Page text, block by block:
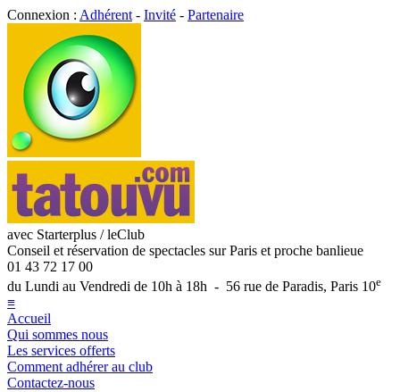
Connexion : Adhérent - Invité - Partenaire
avec Starterplus / leClub
Conseil et réservation de spectacles sur Paris et proche banlieue
01 43 72 17 00
du Lundi au Vendredi de 10h à 18h - 56 rue de Paradis, Paris 10e
≡
Accueil
Qui sommes nous
Les services offerts
Comment adhérer au club
Contactez-nous